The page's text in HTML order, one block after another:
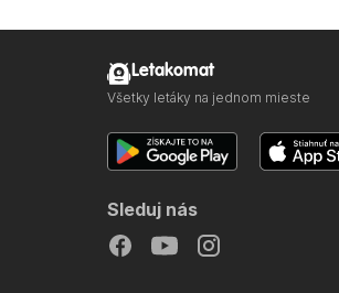
Letakomat
Všetky letáky na jednom mieste
Sleduj nás